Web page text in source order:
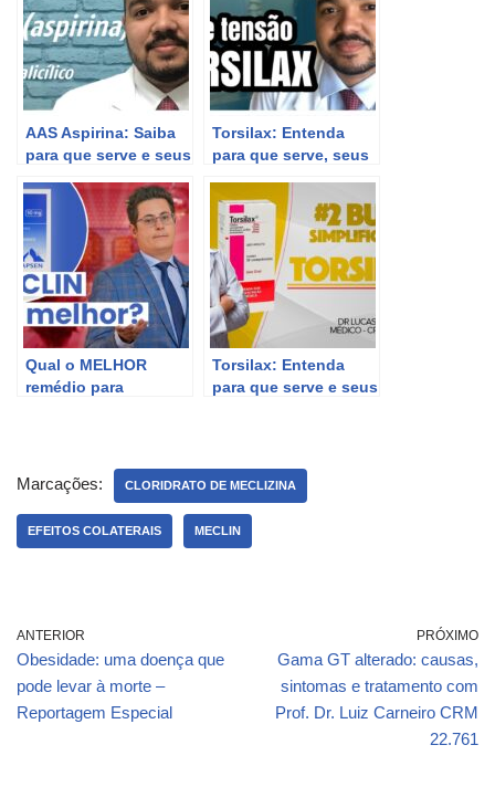
AAS Aspirina: Saiba
para que serve e seus
Torsilax: Entenda
para que serve, seus
colaterais
Qual o MELHOR
remédio para
Torsilax: Entenda
para que serve e seus
Marcações: CLORIDRATO DE MECLIZINA
EFEITOS COLATERAIS MECLIN
ANTERIOR
Obesidade: uma doença que
pode levar à morte –
Reportagem Especial
PRÓXIMO
Gama GT alterado: causas,
sintomas e tratamento com
Prof. Dr. Luiz Carneiro CRM
22.761